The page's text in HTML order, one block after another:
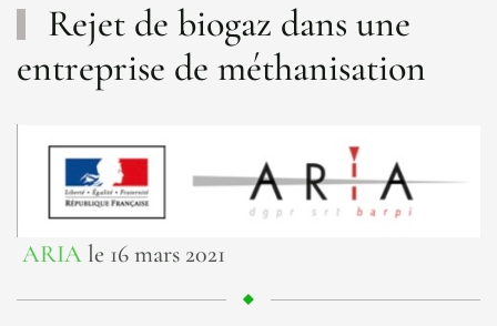
Rejet de biogaz dans une
entreprise de méthanisation
ARIAle 16 mars 2021